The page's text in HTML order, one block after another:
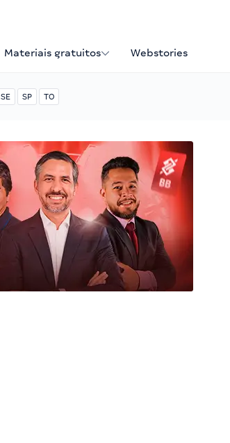
Materiais gratuitos Webstories
SE SP TO